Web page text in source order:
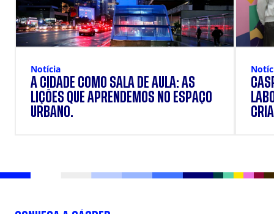
Notícia
A CIDADE COMO SALA DE AULA: AS
LIÇÕES QUE APRENDEMOS NO ESPAÇO
URBANO.